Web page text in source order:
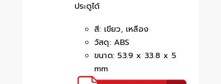
ประตูได้
สี: เขียว, เหลือง
วัสดุ: ABS
ขนาด: 53.9 x 33.8 x 5
mm